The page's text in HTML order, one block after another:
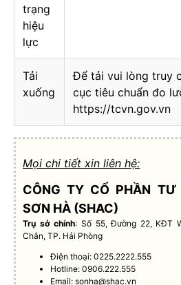
trạng
hiệu
lực
Tải
xuống
Để tải vui lòng truy
cục tiêu chuẩn đo
https://tcvn.gov.vn
Mọi chi tiết xin liên hệ:
CÔNG TY CỔ PHẦN
SƠN HÀ (SHAC)
Trụ sở chính: Số 55, Đường 22, KĐT
Chân, TP. Hải Phòng
Điện thoại: 0225.2222.555
Hotline: 0906.222.555
Email:sonha@shac.vn